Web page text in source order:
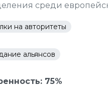
среди
на авторитеты
альянсов
75%